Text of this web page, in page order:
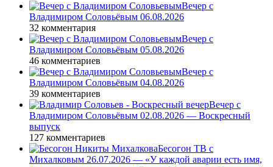
Вечер с
Владимиром Соловьёвым 06.08.2026
32 комментария
Вечер с
Владимиром Соловьёвым 05.08.2026
46 комментариев
Вечер с
Владимиром Соловьёвым 04.08.2026
39 комментариев
Вечер с
Владимиром Соловьёвым 02.08.2026 — Воскресный
выпуск
127 комментариев
Бесогон ТВ с
Михалковым 26.07.2026 — «У каждой аварии есть имя,